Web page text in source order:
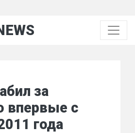
за
впервые с
года